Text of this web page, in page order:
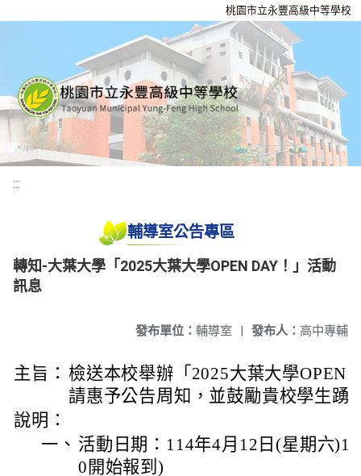
桃園市立永豐高級中等學校
:::
輔導室公告專區
轉知-大葉大學「2025大葉大學OPEN DAY！」活動
訊息
發布人： 高中專輔
發布單位： 輔導室 |
主旨： 檢送本校舉辦「2025大葉大學OPEN
請惠予公告周知，並鼓勵貴校學生踴
說明：
一、 活動日期：114年4月12日(星期六
0開始報到)